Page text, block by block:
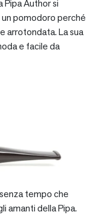
Pipa Author si
un pomodoro perché
arrotondata. La sua
e facile da
tempo che
amanti della Pipa.